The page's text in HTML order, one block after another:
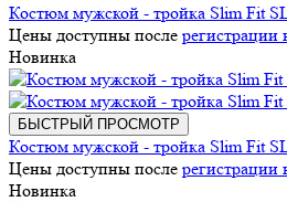
Костюм мужской - тройка Slim Fit
Цены доступны после регистрации
Новинка
БЫСТРЫЙ ПРОСМОТР
Костюм мужской - тройка Slim Fit
Цены доступны после регистрации
Новинка